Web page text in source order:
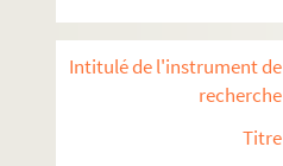
Intitulé de l'instrument de
recherche
Titre